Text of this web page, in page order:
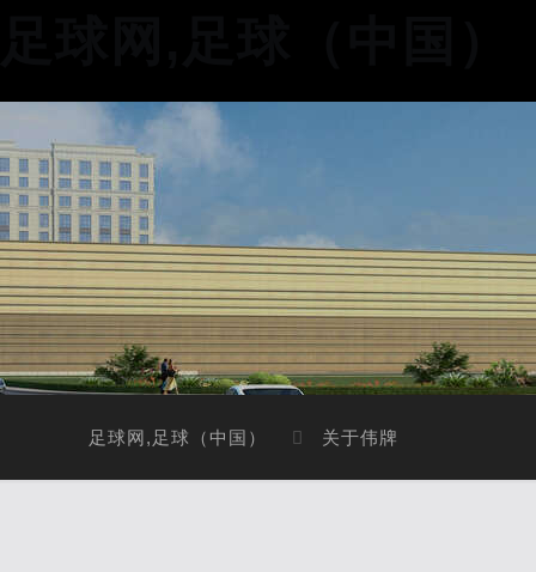
足球网,足球（中国） 关于伟牌